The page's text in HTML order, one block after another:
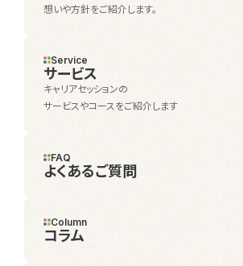
想いや方針をご紹介します。
Service
サービス
キャリアセッションの
サービスやコースをご紹介します
FAQ
よくあるご質問
Column
コラム